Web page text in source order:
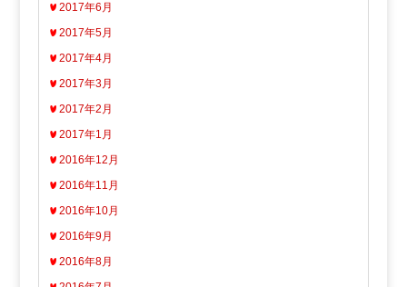
2017年6月
2017年5月
2017年4月
2017年3月
2017年2月
2017年1月
2016年12月
2016年11月
2016年10月
2016年9月
2016年8月